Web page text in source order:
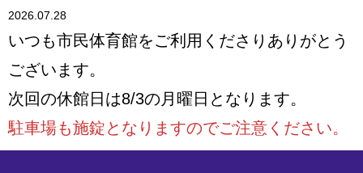
2026.07.28
いつも市民体育館をご利用くださりありがとう
ございます。
次回の休館日は8/3の月曜日となります。
駐車場も施錠となりますのでご注意ください。